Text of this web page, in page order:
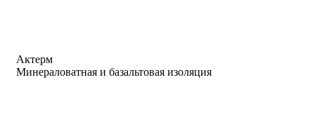
Актерм
Минераловатная и базальтовая изоляция